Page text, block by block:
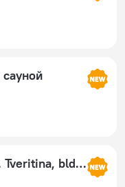
Apartments Etazhidayly on str. Tveritina, bld. 46